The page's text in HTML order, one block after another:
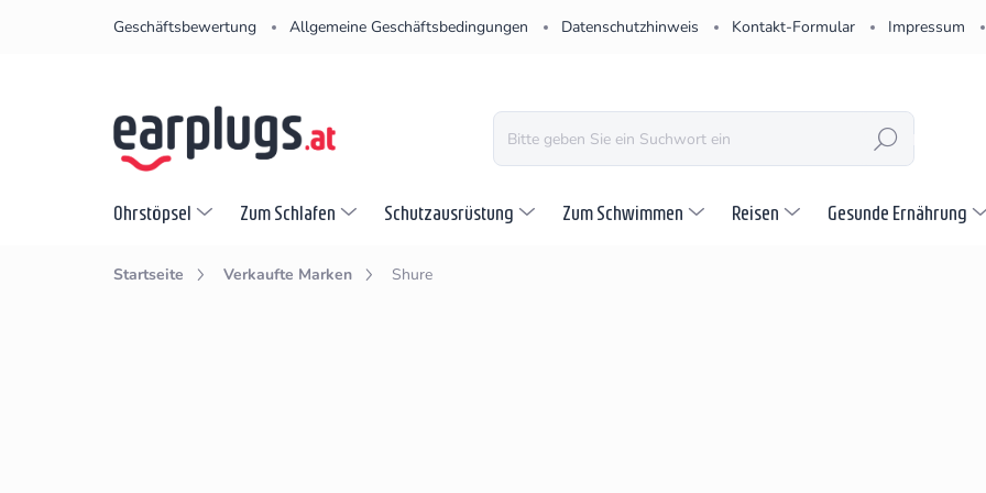
Geschäftsbewertung Allgemeine Geschäftsbedingungen Datenschutzhinweis Kontakt-Formular Impressum
SUCHEN
Ohrstöpsel Zum Schlafen Schutzausrüstung Zum Schwimmen Reisen Gesunde Ernährung
Startseite Verkaufte Marken Shure